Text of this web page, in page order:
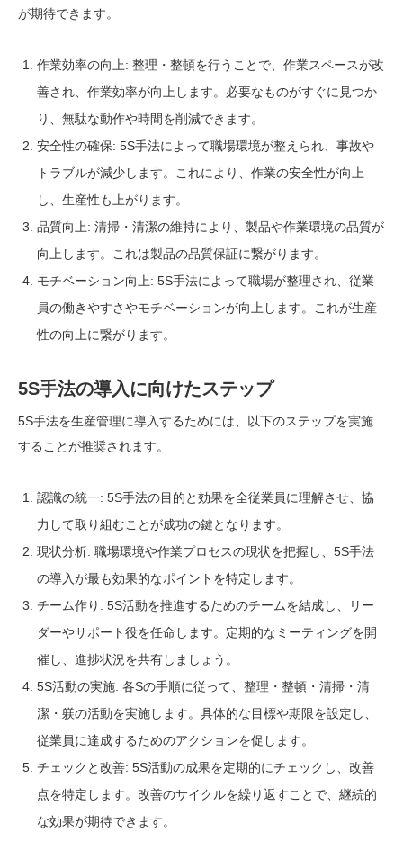
が期待できます。
作業効率の向上: 整理・整頓を行うことで、作業スペースが改
善され、作業効率が向上します。必要なものがすぐに見つか
り、無駄な動作や時間を削減できます。
安全性の確保: 5S手法によって職場環境が整えられ、事故や
トラブルが減少します。これにより、作業の安全性が向上
し、生産性も上がります。
品質向上: 清掃・清潔の維持により、製品や作業環境の品質が
向上します。これは製品の品質保証に繋がります。
モチベーション向上: 5S手法によって職場が整理され、従業
員の働きやすさやモチベーションが向上します。これが生産
性の向上に繋がります。
5S手法の導入に向けたステップ
5S手法を生産管理に導入するためには、以下のステップを実施
することが推奨されます。
認識の統一: 5S手法の目的と効果を全従業員に理解させ、協
力して取り組むことが成功の鍵となります。
現状分析: 職場環境や作業プロセスの現状を把握し、5S手法
の導入が最も効果的なポイントを特定します。
チーム作り: 5S活動を推進するためのチームを結成し、リー
ダーやサポート役を任命します。定期的なミーティングを開
催し、進捗状況を共有しましょう。
5S活動の実施: 各Sの手順に従って、整理・整頓・清掃・清
潔・躾の活動を実施します。具体的な目標や期限を設定し、
従業員に達成するためのアクションを促します。
チェックと改善: 5S活動の成果を定期的にチェックし、改善
点を特定します。改善のサイクルを繰り返すことで、継続的
な効果が期待できます。